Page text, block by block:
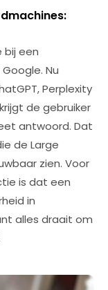
bij een
Nu
Perplexity
de gebruiker
antwoord. Dat
de Large
zien. Voor
is dat een
in
alles draait om